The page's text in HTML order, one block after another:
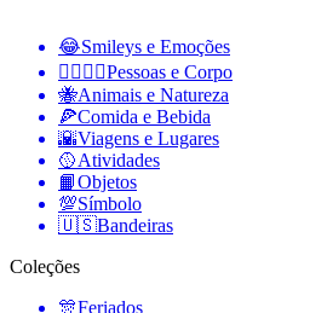
😂Smileys e Emoções
👩‍❤️‍💋‍👨Pessoas e Corpo
🐝Animais e Natureza
🍕Comida e Bebida
🌇Viagens e Lugares
🥎Atividades
📙Objetos
💯Símbolo
🇺🇸Bandeiras
Coleções
🎊Feriados